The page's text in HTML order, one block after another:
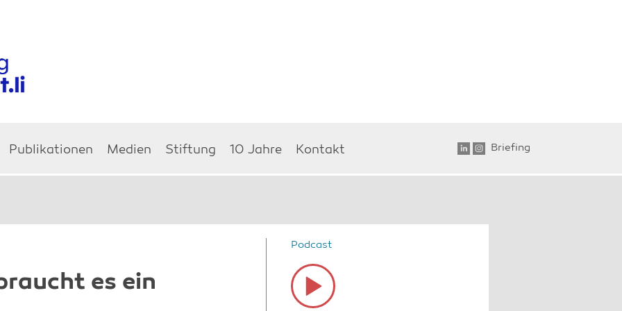
Publikationen Medien Stiftung 10 Jahre Kontakt Briefing
es ein
Podcast
Audio
Player